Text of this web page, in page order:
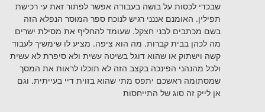
שבכדי לכסות על בושה בעבודה אפשר לפתור זאת עי רכישת
תפילין. האומנם אננני רגיש לנוכח ספר המוסר הנפלא הזה
בשם מכתבים לבני חצקל. שעומד להחליף את מסילת ישרים
מה לכהן בבית קברות. מה הוא ציפה. מציע לו שימשיך לעבוד
קשה וישתוק או שהוא דוגל בשיטה עשית ולא סיפרת לא עשית
ולכל מהנהני הפינכה בקצב הזה לא תוכלו לראות את המסך
שמסתומה ראשכם יתפס מתי שהוא בזוית דיי בעייתית. וגם
אן לייק זה סוג של התייחסות